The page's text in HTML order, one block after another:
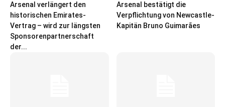
Arsenal verlängert den
historischen Emirates-
Vertrag – wird zur längsten
Sponsorenpartnerschaft
der...
Arsenal bestätigt die
Verpflichtung von Newcastle-
Kapitän Bruno Guimarães